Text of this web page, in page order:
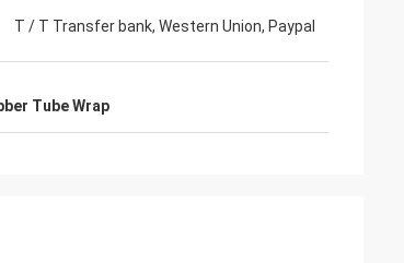
T / T Transfer bank, Western Union, Paypal
Tube Wrap